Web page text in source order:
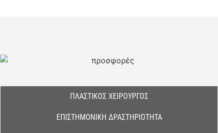
ΠΛΑΣΤΙΚΌΣ ΧΕΙΡΟΥΡΓΌΣ
ΕΠΙΣΤΗΜΟΝΙΚΉ ΔΡΑΣΤΗΡΙΌΤΗΤΑ